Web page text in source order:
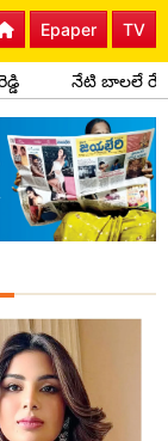
TV
Epaper
నేటి బాలలే